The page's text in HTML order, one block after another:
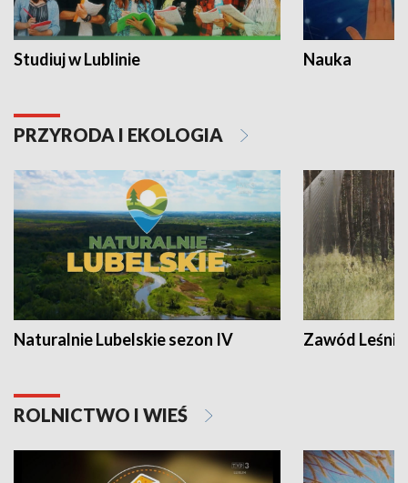
Studiuj w Lublinie Nauka
PRZYRODA I EKOLOGIA
Naturalnie Lubelskie sezon IV Zawód Leśnik
ROLNICTWO I WIEŚ